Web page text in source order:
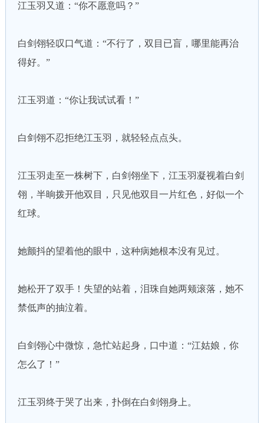
江玉羽又道：“你不愿意吗？”
白剑翎轻叹口气道：“不行了，双目已盲，哪里能再治
得好。”
江玉羽道：“你让我试试看！”
白剑翎不忍拒绝江玉羽，就轻轻点点头。
江玉羽走至一株树下，白剑翎坐下，江玉羽凝视着白剑
翎，半晌拨开他双目，只见他双目一片红色，好似一个
红球。
她颤抖的望着他的眼中，这种病她根本没有见过。
她松开了双手！失望的站着，泪珠自她两颊滚落，她不
禁低声的抽泣着。
白剑翎心中微惊，急忙站起身，口中道：“江姑娘，你
怎么了！”
江玉羽终于哭了出来，扑倒在白剑翎身上。